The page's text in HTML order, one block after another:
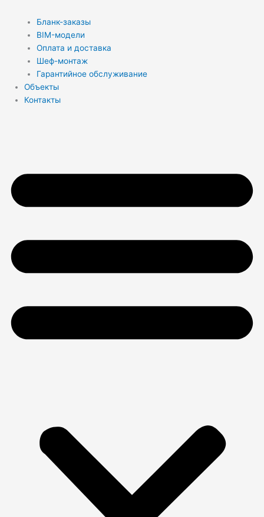
Бланк-заказы
BIM-модели
Оплата и доставка
Шеф-монтаж
Гарантийное обслуживание
Объекты
Контакты